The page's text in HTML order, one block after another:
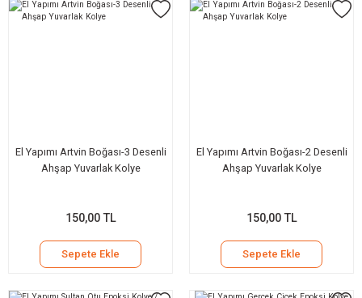
El Yapımı Artvin Boğası-3 Desenli
Ahşap Yuvarlak Kolye
150,00 TL
Sepete Ekle
El Yapımı Artvin Boğası-2 Desenli
Ahşap Yuvarlak Kolye
150,00 TL
Sepete Ekle